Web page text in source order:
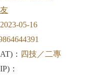
2023-05-16
： 四技／二專
：